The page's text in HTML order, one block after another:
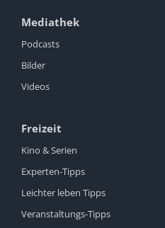
Mediathek
Podcasts
Bilder
Videos
Freizeit
Kino & Serien
Experten-Tipps
Leichter leben Tipps
Veranstaltungs-Tipps